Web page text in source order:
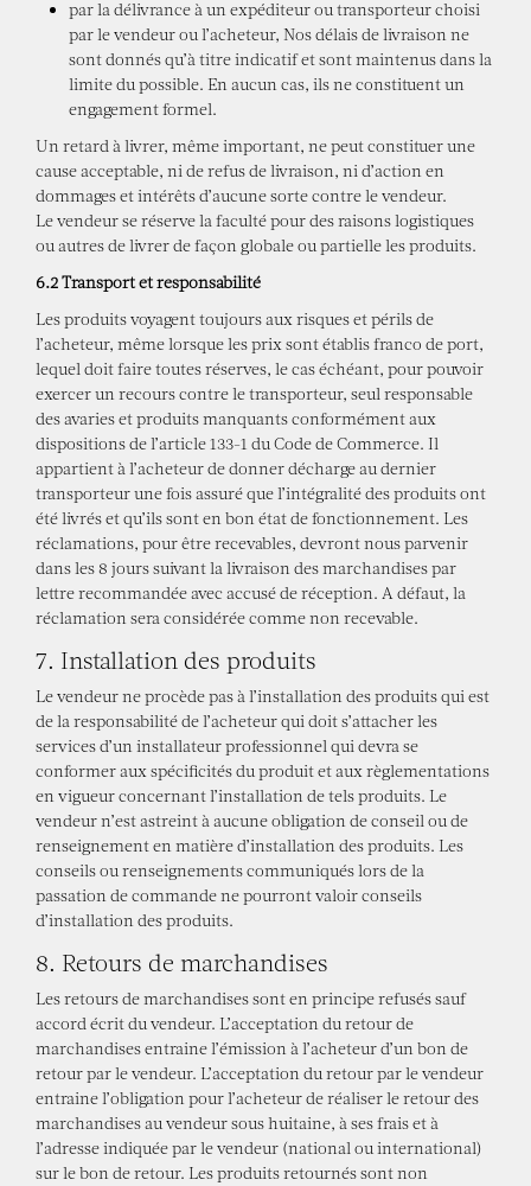
par la délivrance à un expéditeur ou transporteur choisi
par le vendeur ou l’acheteur, Nos délais de livraison ne
sont donnés qu’à titre indicatif et sont maintenus dans la
limite du possible. En aucun cas, ils ne constituent un
engagement formel.
Un retard à livrer, même important, ne peut constituer une
cause acceptable, ni de refus de livraison, ni d’action en
dommages et intérêts d’aucune sorte contre le vendeur.
Le vendeur se réserve la faculté pour des raisons logistiques
ou autres de livrer de façon globale ou partielle les produits.
6.2 Transport et responsabilité
Les produits voyagent toujours aux risques et périls de
l’acheteur, même lorsque les prix sont établis franco de port,
lequel doit faire toutes réserves, le cas échéant, pour pouvoir
exercer un recours contre le transporteur, seul responsable
des avaries et produits manquants conformément aux
dispositions de l’article 133-1 du Code de Commerce. Il
appartient à l’acheteur de donner décharge au dernier
transporteur une fois assuré que l’intégralité des produits ont
été livrés et qu’ils sont en bon état de fonctionnement. Les
réclamations, pour être recevables, devront nous parvenir
dans les 8 jours suivant la livraison des marchandises par
lettre recommandée avec accusé de réception. A défaut, la
réclamation sera considérée comme non recevable.
7. Installation des produits
Le vendeur ne procède pas à l’installation des produits qui est
de la responsabilité de l’acheteur qui doit s’attacher les
services d’un installateur professionnel qui devra se
conformer aux spécificités du produit et aux règlementations
en vigueur concernant l’installation de tels produits. Le
vendeur n’est astreint à aucune obligation de conseil ou de
renseignement en matière d’installation des produits. Les
conseils ou renseignements communiqués lors de la
passation de commande ne pourront valoir conseils
d’installation des produits.
8. Retours de marchandises
Les retours de marchandises sont en principe refusés sauf
accord écrit du vendeur. L’acceptation du retour de
marchandises entraine l’émission à l’acheteur d’un bon de
retour par le vendeur. L’acceptation du retour par le vendeur
entraine l’obligation pour l’acheteur de réaliser le retour des
marchandises au vendeur sous huitaine, à ses frais et à
l’adresse indiquée par le vendeur (national ou international)
sur le bon de retour. Les produits retournés sont non